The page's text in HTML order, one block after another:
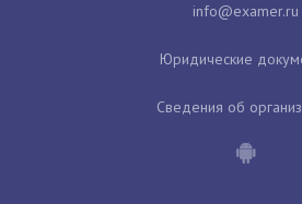
Юридические
Сведения об